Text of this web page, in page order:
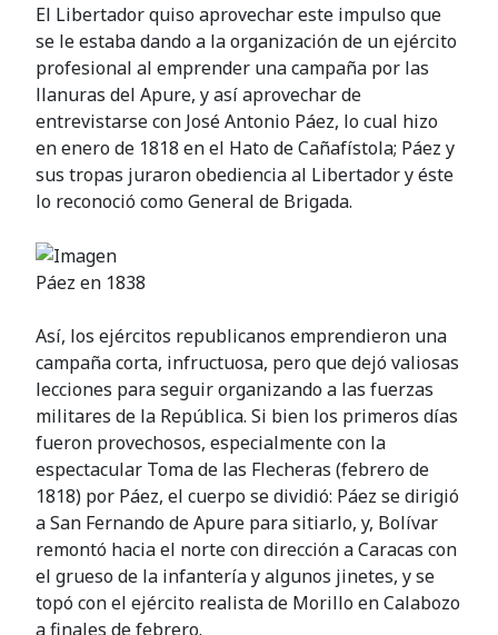
El Libertador quiso aprovechar este impulso que
se le estaba dando a la organización de un ejército
profesional al emprender una campaña por las
llanuras del Apure, y así aprovechar de
entrevistarse con José Antonio Páez, lo cual hizo
en enero de 1818 en el Hato de Cañafístola; Páez y
sus tropas juraron obediencia al Libertador y éste
lo reconoció como General de Brigada.
Páez en 1838
Así, los ejércitos republicanos emprendieron una
campaña corta, infructuosa, pero que dejó valiosas
lecciones para seguir organizando a las fuerzas
militares de la República. Si bien los primeros días
fueron provechosos, especialmente con la
espectacular Toma de las Flecheras (febrero de
1818) por Páez, el cuerpo se dividió: Páez se dirigió
a San Fernando de Apure para sitiarlo, y, Bolívar
remontó hacia el norte con dirección a Caracas con
el grueso de la infantería y algunos jinetes, y se
topó con el ejército realista de Morillo en Calabozo
a finales de febrero.